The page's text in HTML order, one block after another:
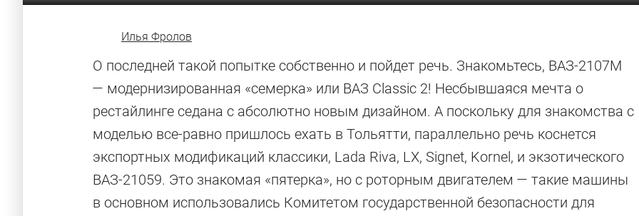
Илья Фролов
О последней такой попытке собственно и пойдет речь. Знакомьтесь, ВАЗ-2107М
— модернизированная «‎семерка» или ВАЗ Classic 2! Несбывшаяся мечта о
рестайлинге седана с абсолютно новым дизайном. А поскольку для знакомства с
моделью все-равно пришлось ехать в Тольятти, параллельно речь коснется
экспортных модификаций классики, Lada Riva, LX, Signet, Kornel, и экзотического
ВАЗ-21059. Это знакомая «‎пятерка», но с роторным двигателем — такие машины
в основном использовались Комитетом государственной безопасности для